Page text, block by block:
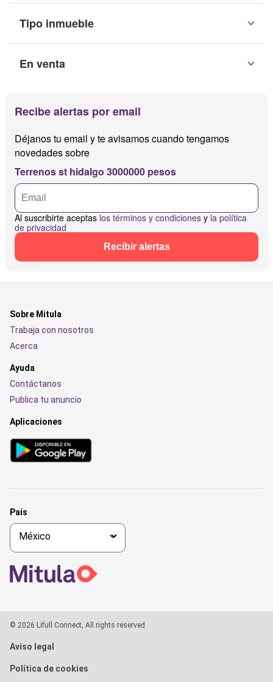
Tipo inmueble
En venta
Recibe alertas por email
Déjanos tu email y te avisamos cuando tengamos
novedades sobre
Terrenos st hidalgo 3000000 pesos
Al suscribirte aceptas los términos y condiciones y la política
de privacidad
Recibir alertas
Sobre Mitula
Trabaja con nosotros
Acerca
Ayuda
Contáctanos
Publica tu anuncio
Aplicaciones
País
© 2026 Lifull Connect, All rights reserved
Aviso legal
Política de cookies